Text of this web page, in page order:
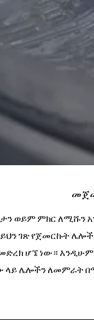
ወይም ምክር ለሚሹን
ገጽ የጀመርኩት
ሆኜ ነው። እንዲሁም
ላይ ሌሎችን ለመምራት